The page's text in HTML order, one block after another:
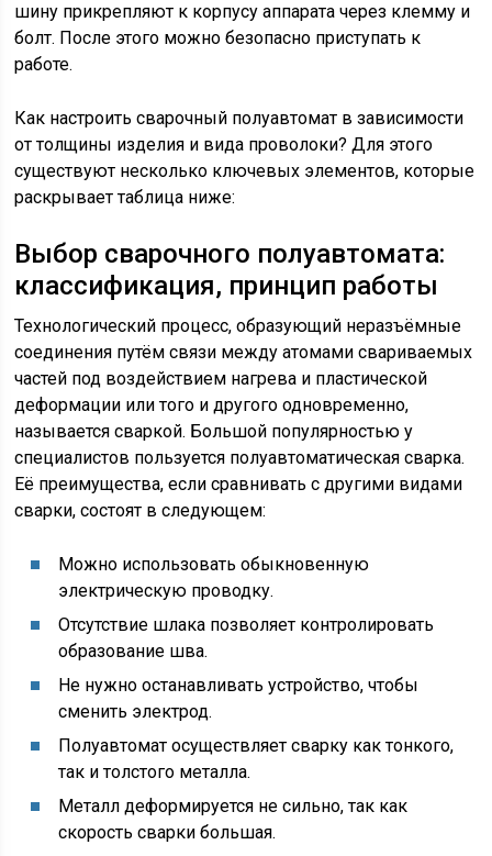
шину прикрепляют к корпусу аппарата через клемму и
болт. После этого можно безопасно приступать к
работе.
Как настроить сварочный полуавтомат в зависимости
от толщины изделия и вида проволоки? Для этого
существуют несколько ключевых элементов, которые
раскрывает таблица ниже:
Выбор сварочного полуавтомата:
классификация, принцип работы
Технологический процесс, образующий неразъёмные
соединения путём связи между атомами свариваемых
частей под воздействием нагрева и пластической
деформации или того и другого одновременно,
называется сваркой. Большой популярностью у
специалистов пользуется полуавтоматическая сварка.
Её преимущества, если сравнивать с другими видами
сварки, состоят в следующем:
Можно использовать обыкновенную
электрическую проводку.
Отсутствие шлака позволяет контролировать
образование шва.
Не нужно останавливать устройство, чтобы
сменить электрод.
Полуавтомат осуществляет сварку как тонкого,
так и толстого металла.
Металл деформируется не сильно, так как
скорость сварки большая.